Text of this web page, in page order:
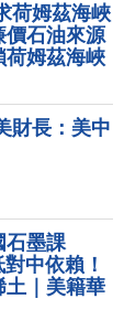
荷姆茲海峽
價石油來源
荷姆茲海峽
推輝達
7.5萬顆│#
財長：美中
石墨課
中依賴！
土｜美籍華
行暫停員